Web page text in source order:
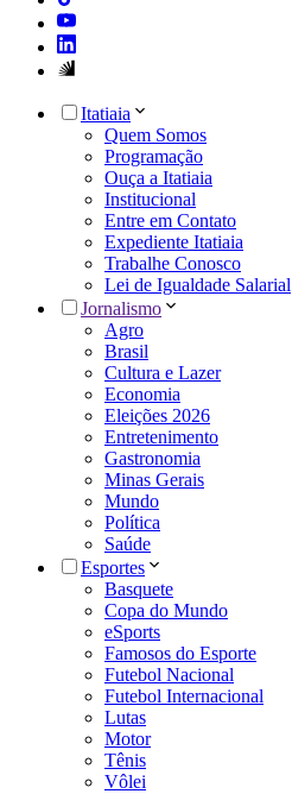
Itatiaia
Quem Somos
Programação
Ouça a Itatiaia
Institucional
Entre em Contato
Expediente Itatiaia
Trabalhe Conosco
Lei de Igualdade Salarial
Jornalismo
Agro
Brasil
Cultura e Lazer
Economia
Eleições 2026
Entretenimento
Gastronomia
Minas Gerais
Mundo
Política
Saúde
Esportes
Basquete
Copa do Mundo
eSports
Famosos do Esporte
Futebol Nacional
Futebol Internacional
Lutas
Motor
Tênis
Vôlei